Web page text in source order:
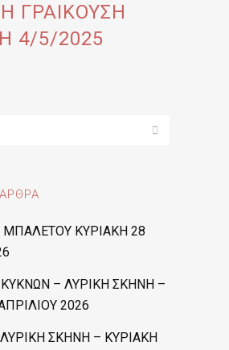
ΓΡΑΙΚΟΥΣΗ
4/5/2025
ΚΥΡΙΑΚΗ 28
– ΛΥΡΙΚΗ ΣΚΗΝΗ –
2026
ΣΚΗΝΗ – ΚΥΡΙΑΚΗ